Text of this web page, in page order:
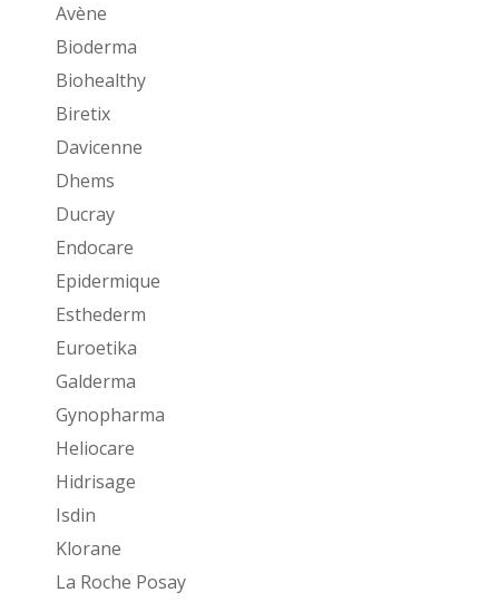
Avène
Bioderma
Biohealthy
Biretix
Davicenne
Dhems
Ducray
Endocare
Epidermique
Esthederm
Euroetika
Galderma
Gynopharma
Heliocare
Hidrisage
Isdin
Klorane
La Roche Posay